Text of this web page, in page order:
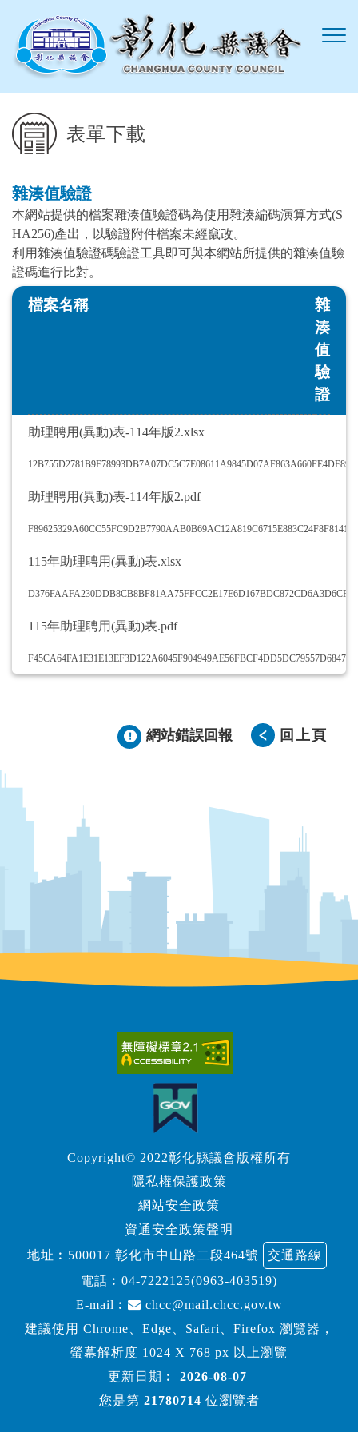
表單下載
雜湊值驗證
本網站提供的檔案雜湊值驗證碼為使用雜湊編碼演算方式(S
HA256)產出，以驗證附件檔案未經竄改。
利用雜湊值驗證碼驗證工具即可與本網站所提供的雜湊值驗
證碼進行比對。
檔案名稱
雜
湊
值
驗
證
助理聘用(異動)表-114年版2.xlsx
助理聘用(異動)表-114年版2.pdf
115年助理聘用(異動)表.xlsx
115年助理聘用(異動)表.pdf
網站錯誤回報 回上頁
Copyright© 2022彰化縣議會版權所有
隱私權保護政策
網站安全政策
資通安全政策聲明
地址︰500017 彰化市中山路二段464號
交通路線
電話︰ 04-7222125(0963-403519)
E-mail︰
chcc@mail.chcc.gov.tw
建議使用 Chrome、Edge、Safari、Firefox 瀏覽器，
螢幕解析度 1024 X 768 px 以上瀏覽
更新日期︰
2026-08-07
您是第 21780714 位瀏覽者